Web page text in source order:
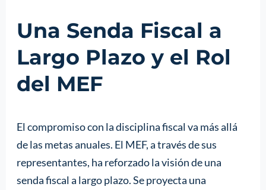
Una Senda Fiscal a
Largo Plazo y el Rol
del MEF
El compromiso con la disciplina fiscal va más allá
de las metas anuales. El MEF, a través de sus
representantes, ha reforzado la visión de una
senda fiscal a largo plazo. Se proyecta una